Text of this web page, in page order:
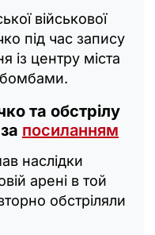
військової
під час запису
із центру міста
та обстрілу
посиланням
наслідки
арені в той
обстріляли